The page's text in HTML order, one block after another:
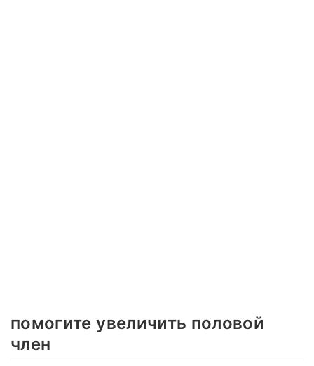
помогите увеличить половой
член